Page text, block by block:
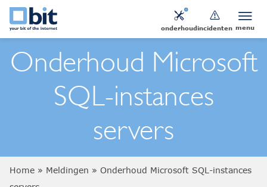
onderhoudincidenten menu
Onderhoud Microsoft
SQL-instances
servers
Home » Meldingen » Onderhoud Microsoft SQL-instances